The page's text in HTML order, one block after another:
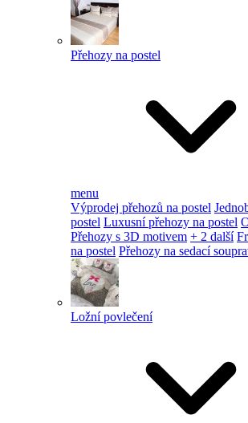
Přehozy na postel
menu
Výprodej přehozů na postel
postel Luxusní přehozy na postel
Přehozy s 3D motivem + 2 další
na postel Přehozy na sedací
Ložní povlečení